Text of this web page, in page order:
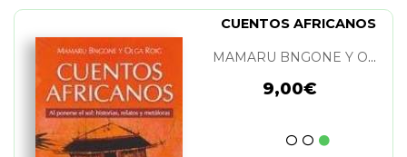
CUENTOS AFRICANOS
MAMARU BNGONE Y OLGA ROIG
9,00€